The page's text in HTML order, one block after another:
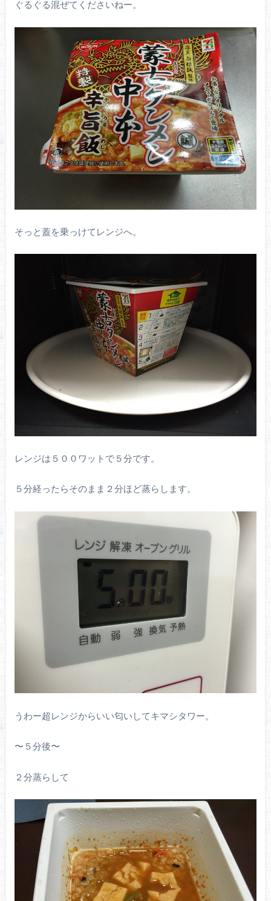
ぐるぐる混ぜてくださいねー。
そっと蓋を乗っけてレンジへ。
レンジは５００ワットで５分です。
５分経ったらそのまま２分ほど蒸らします。
うわー超レンジからいい匂いしてキマシタワー。
〜５分後〜
２分蒸らして